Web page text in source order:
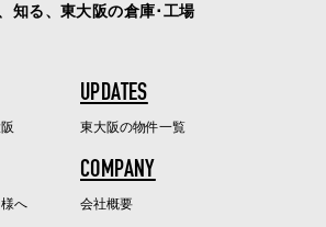
知る、東大阪の倉庫･工場
UPDATES
東大阪の物件一覧
へ
COMPANY
会社概要